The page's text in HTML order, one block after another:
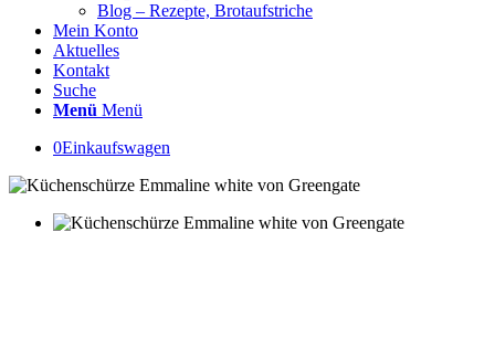
Blog – Rezepte, Brotaufstriche
Mein Konto
Aktuelles
Kontakt
Suche
Menü Menü
0Einkaufswagen